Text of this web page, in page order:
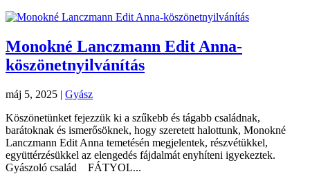
Monokné Lanczmann Edit Anna-
köszönetnyilvánítás
máj 5, 2025 | Gyász
Köszönetünket fejezzük ki a szűkebb és tágabb családnak,
barátoknak és ismerősöknek, hogy szeretett halottunk, Monokné
Lanczmann Edit Anna temetésén megjelentek, részvétükkel,
együttérzésükkel az elengedés fájdalmát enyhíteni igyekeztek.
Gyászoló család FÁTYOL...